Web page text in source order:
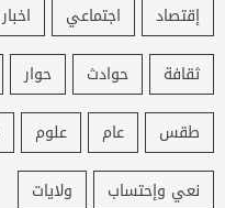
إقتصاد اجتماعي اخبار
ثقافة
حوادث حوار
طقس
عام علوم
نعي وإحتساب
ولايات